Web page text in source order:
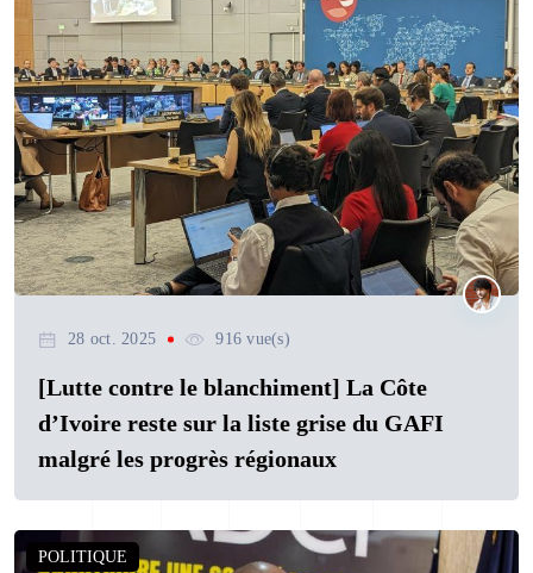
28 oct. 2025 916 vue(s)
[Lutte contre le blanchiment] La Côte
d’Ivoire reste sur la liste grise du GAFI
malgré les progrès régionaux
POLITIQUE